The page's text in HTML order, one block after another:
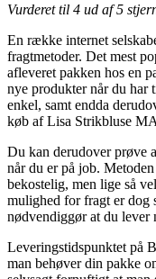
Vurderet til 4 ud af 5
En række internet
fragtmetoder. Det mest
afleveret pakken hos en
nye produkter når du
enkel, samt endda
køb af Lisa Strikbluse
Du kan derudover prøve
når du er på job.
bekostelig, men lige så
mulighed for fragt er dog
nødvendiggør at du
Leveringstidspunktet på
man behøver din pakke